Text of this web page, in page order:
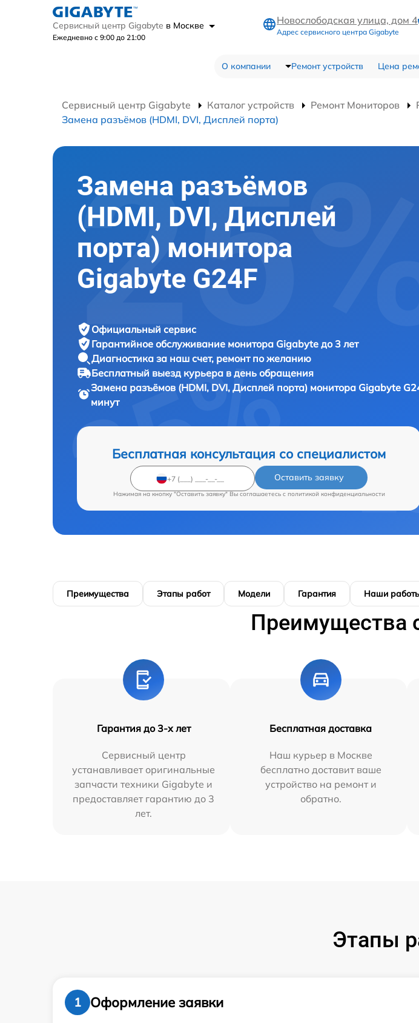
Сервисный центр Gigabyte в Москве
Ежедневно с 9:00 до 21:00
Новослободская улица, дом 4
Адрес сервисного центра Gigabyte
О компании Ремонт устройств Цена
Сервисный центр Gigabyte Каталог устройств Ремонт Мониторов
Замена разъёмов (HDMI, DVI, Дисплей порта)
Замена разъёмов
(HDMI, DVI, Дисплей
порта) монитора
Gigabyte G24F
Официальный сервис
Гарантийное обслуживание монитора Gigabyte до 3 лет
Диагностика за наш счет, ремонт по желанию
Бесплатный выезд курьера в день обращения
Замена разъёмов (HDMI, DVI, Дисплей порта) монитора Gigabyte
минут
Бесплатная консультация со специалистом
Оставить заявку
Нажимая на кнопку "Оставить заявку" Вы соглашаетесь c политикой конфиденциальности
Преимущества Этапы работ Модели Гарантия Наши
Преимущества
Гарантия до 3-х лет
Сервисный центр
устанавливает оригинальные
запчасти техники Gigabyte и
предоставляет гарантию до 3
лет.
Бесплатная доставка
Наш курьер в Москве
бесплатно доставит ваше
устройство на ремонт и
обратно.
Этапы
1
Оформление заявки